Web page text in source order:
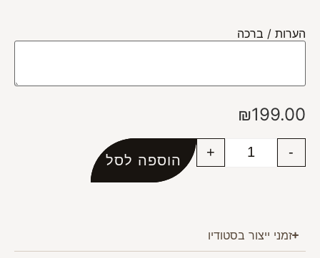
הערות / ברכה
₪199.00
-
+
הוספה לסל
זמני ייצור בסטודיו